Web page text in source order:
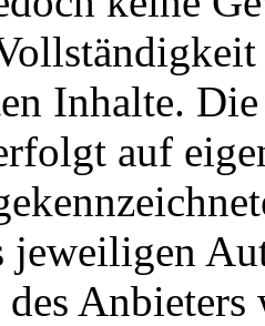
Inhalte.
auf
jeweiligen
Anbieters